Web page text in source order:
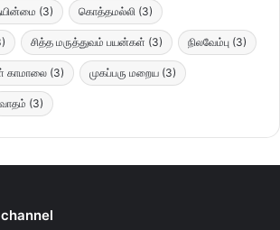
(3) கொத்தமல்லி (3)
சித்த மருத்துவம் பயன்கள் (3) நிலவேம்பு (3)
காமாலை (3) முகப்பரு மறைய (3)
வாதம் (3)